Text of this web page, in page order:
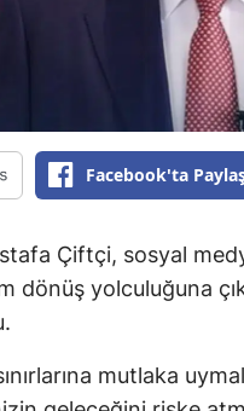
Facebook'ta
Çiftçi, sosyal
dönüş yolculuğuna
mutlaka